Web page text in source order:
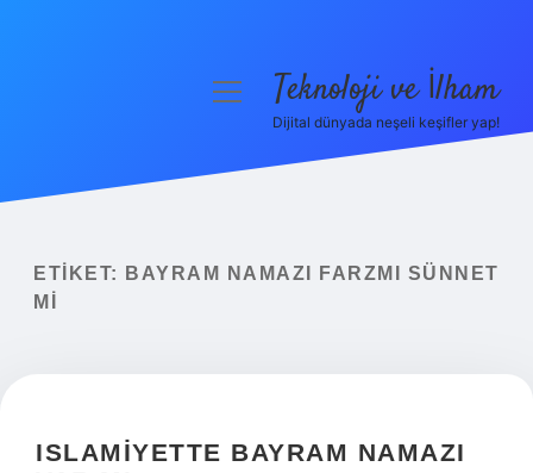
Yasal Uyarı
menüyüTeknoloji ve İlham
Dijital dünyada neşeli keşifler yap!
ETIKET:
BAYRAM NAMAZI FARZMI SÜNNET
MI
ISLAMIYETTE BAYRAM NAMAZI